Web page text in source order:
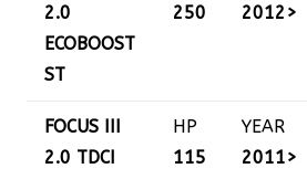
2.0
ECOBOOST
ST
250 2012>
FOCUS III
2.0 TDCI
HP
115
YEAR
2011>